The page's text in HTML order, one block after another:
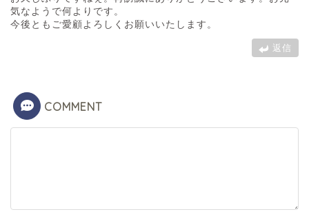
気なようで何よりです。
今後ともご愛顧よろしくお願いいたします。
返信
COMMENT